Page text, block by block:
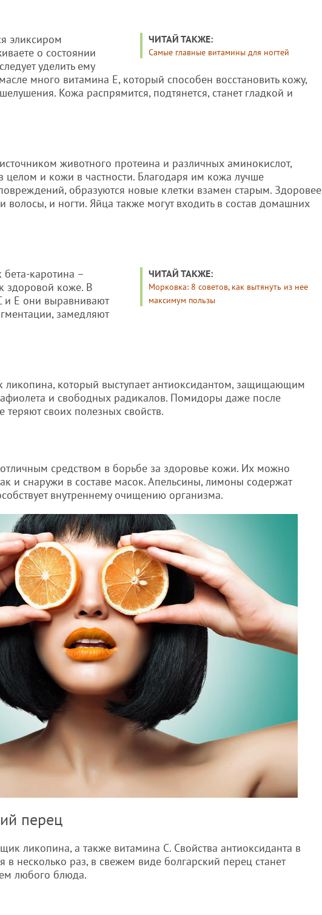
ЧИТАЙ ТАКЖЕ:
Самые главные витамины для ногтей
эликсиром
о состоянии
уделить ему
много витамина Е, который способен восстановить кожу,
Кожа распрямится, подтянется, станет гладкой и
животного протеина и различных аминокислот,
целом и кожи в частности. Благодаря им кожа лучше
образуются новые клетки взамен старым. Здоровее
волосы, и ногти. Яйца также могут входить в состав домашних
ЧИТАЙ ТАКЖЕ:
Морковка: 8 советов, как вытянуть из нее
максимум пользы
каротина –
здоровой коже. В
и Е они выравнивают
замедляют
ликопина, который выступает антиоксидантом, защищающим
и свободных радикалов. Помидоры даже после
теряют своих полезных свойств.
средством в борьбе за здоровье кожи. Их можно
и снаружи в составе масок. Апельсины, лимоны содержат
внутреннему очищению организма.
перец
ликопина, а также витамина С. Свойства антиоксиданта в
в несколько раз, в свежем виде болгарский перец станет
любого блюда.